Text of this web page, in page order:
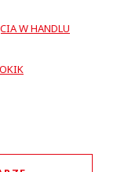
W HANDLU